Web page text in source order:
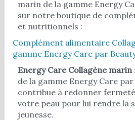
marin de la gamme Energy
sur notre boutique de
et nutritionnels :
Complément alimentaire
gamme Energy Care par
Energy Care Collagène marin
de la gamme Energy Care
contribue à redonner
votre peau pour lui rendre la
jeunesse.